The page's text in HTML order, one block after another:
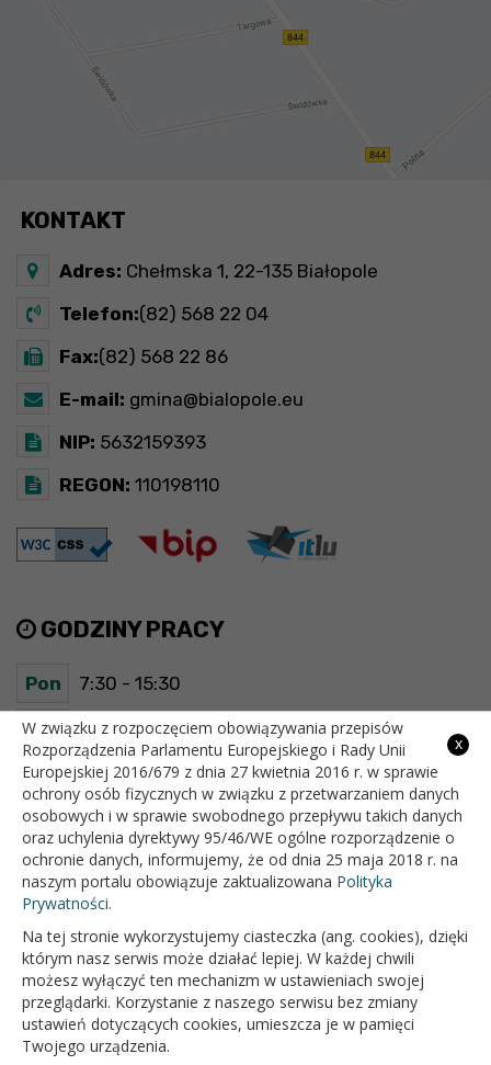
KONTAKT
Adres: Chełmska 1, 22-135 Białopole
Telefon:(82) 568 22 04
Fax:(82) 568 22 86
E-mail: gmina@bialopole.eu
NIP: 5632159393
REGON: 110198110
GODZINY PRACY
Pon 7:30 - 15:30
Wt 7:30 - 15:30
Śr 7:30 - 15:30
Czw 7:30 - 15:30
Pt 7:30 - 15:30
OFICJALNY SERWIS INTERNETOWY GMINY BIAŁOPOLE
x
W związku z rozpoczęciem obowiązywania przepisów
Rozporządzenia Parlamentu Europejskiego i Rady Unii
Europejskiej 2016/679 z dnia 27 kwietnia 2016 r. w sprawie
ochrony osób fizycznych w związku z przetwarzaniem danych
osobowych i w sprawie swobodnego przepływu takich danych
oraz uchylenia dyrektywy 95/46/WE ogólne rozporządzenie o
ochronie danych, informujemy, że od dnia 25 maja 2018 r. na
naszym portalu obowiązuje zaktualizowana Polityka
Prywatności.
Na tej stronie wykorzystujemy ciasteczka (ang. cookies), dzięki
którym nasz serwis może działać lepiej. W każdej chwili
możesz wyłączyć ten mechanizm w ustawieniach swojej
przeglądarki. Korzystanie z naszego serwisu bez zmiany
ustawień dotyczących cookies, umieszcza je w pamięci
Twojego urządzenia.